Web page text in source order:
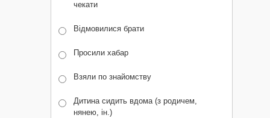
чекати
Відмовилися брати
Просили хабар
Взяли по знайомству
Дитина сидить вдома (з родичем,
нянею, ін.)